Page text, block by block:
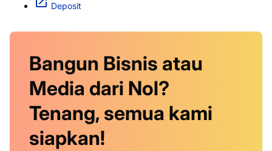
Deposit
Bangun Bisnis atau
Media dari Nol?
Tenang, semua kami
siapkan!